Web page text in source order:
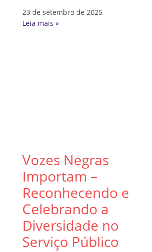
23 de setembro de 2025
Leia mais »
Vozes Negras
Importam –
Reconhecendo e
Celebrando a
Diversidade no
Serviço Público